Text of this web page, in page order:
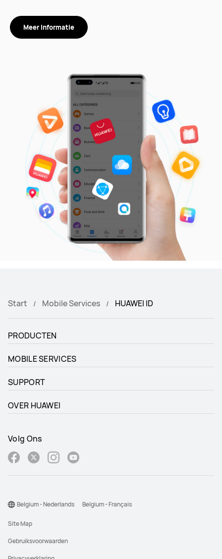
Meer Informatie
Start Mobile Services HUAWEI ID
PRODUCTEN
MOBILE SERVICES
SUPPORT
OVER HUAWEI
Volg Ons
Site Map
Gebruiksvoorwaarden
Belgium - Nederlands Belgium - Français